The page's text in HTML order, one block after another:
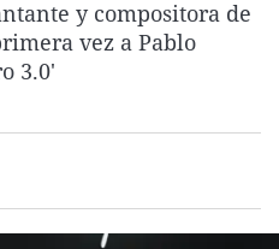
La rosa de los vientos
Caso
Extremadura
Virales
y compositora de
vez a Pablo
3.0'